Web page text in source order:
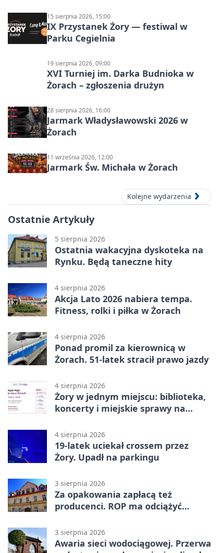
15 sierpnia 2026, 15:00
IX Przystanek Żory — festiwal w
Parku Cegielnia
19 sierpnia 2026, 09:00
XVI Turniej im. Darka Budnioka w
Żorach – zgłoszenia drużyn
28 sierpnia 2026, 16:00
Jarmark Władysławowski 2026 w
Żorach
11 września 2026, 12:00
Jarmark Św. Michała w Żorach
Kolejne wydarzenia
Ostatnie Artykuły
5 sierpnia 2026
Ostatnia wakacyjna dyskoteka na
Rynku. Będą taneczne hity
4 sierpnia 2026
Akcja Lato 2026 nabiera tempa.
Fitness, rolki i piłka w Żorach
4 sierpnia 2026
Ponad promil za kierownicą w
Żorach. 51-latek stracił prawo jazdy
4 sierpnia 2026
Żory w jednym miejscu: biblioteka,
koncerty i miejskie sprawy na
4 sierpnia 2026
19-latek uciekał crossem przez
Żory. Upadł na parkingu
3 sierpnia 2026
Za opakowania zapłacą też
producenci. ROP ma odciążyć
3 sierpnia 2026
Awaria sieci wodociągowej. Przerwa